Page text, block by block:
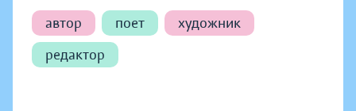
автор поет
художник
редактор